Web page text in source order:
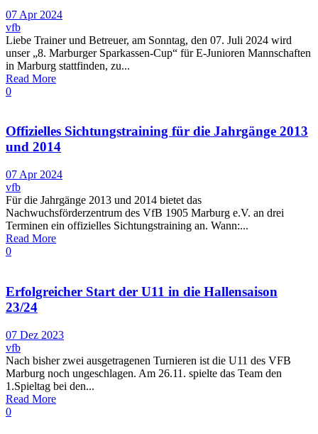
07 Apr 2024
vfb
Liebe Trainer und Betreuer, am Sonntag, den 07. Juli 2024 wird
unser „8. Marburger Sparkassen-Cup“ für E-Junioren Mannschaften
in Marburg stattfinden, zu...
Read More
0
Offizielles Sichtungstraining für die Jahrgänge 2013
und 2014
07 Apr 2024
vfb
Für die Jahrgänge 2013 und 2014 bietet das
Nachwuchsförderzentrum des VfB 1905 Marburg e.V. an drei
Terminen ein offizielles Sichtungstraining an. Wann:...
Read More
0
Erfolgreicher Start der U11 in die Hallensaison
23/24
07 Dez 2023
vfb
Nach bisher zwei ausgetragenen Turnieren ist die U11 des VFB
Marburg noch ungeschlagen. Am 26.11. spielte das Team den
1.Spieltag bei den...
Read More
0